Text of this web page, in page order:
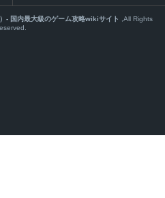
- 国内最大級のゲーム攻略wikiサイト
,All Rights